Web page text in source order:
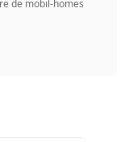
de mobil-homes